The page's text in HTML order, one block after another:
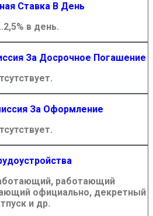
Ставка В День
в день.
За Досрочное Погашение
За Оформление
работающий
официально, декретный
и др.